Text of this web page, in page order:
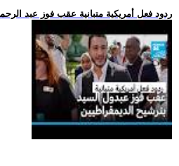
.. ردود فعل أمريكية متبانية عقب فوز عبد